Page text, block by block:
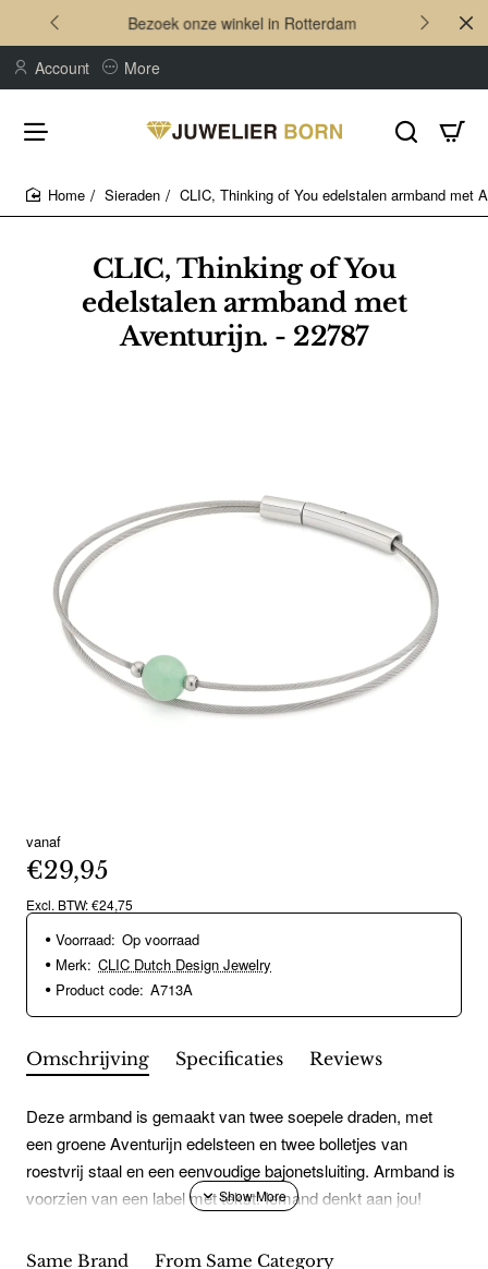
Bezoek onze winkel in Rotterdam
Account More
CLIC, Thinking of You
edelstalen armband met
Aventurijn. - 22787
Sieraden CLIC, Thinking of You edelstalen armband met
vanaf
€29,95
Excl. BTW: €24,75
Voorraad: Op voorraad
Merk: CLIC Dutch Design Jewelry
Product code: A713A
Omschrijving Specificaties Reviews
Deze armband is gemaakt van twee soepele draden, met
een groene Aventurijn edelsteen en twee bolletjes van
roestvrij staal en een eenvoudige bajonetsluiting. Armband is
voorzien van een label met tekst: Iemand denkt aan jou!
bajonetsluiting Handgemaakt in Nederland Hypoallergeen
Same Brand From Same Category